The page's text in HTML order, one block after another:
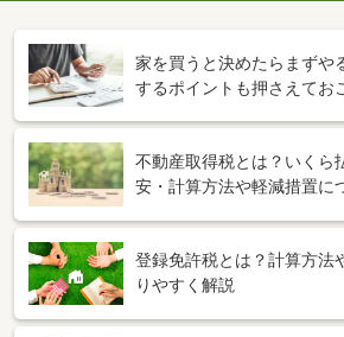
家を買うと決めたらまずや
するポイントも押さえてお
不動産取得税とは？いくら
安・計算方法や軽減措置に
登録免許税とは？計算方法
りやすく解説